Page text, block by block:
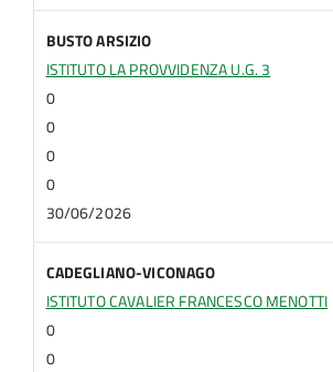
BUSTO ARSIZIO
ISTITUTO LA PROVVIDENZA U.G. 3
0
0
0
0
30/06/2026
CADEGLIANO-VICONAGO
ISTITUTO CAVALIER FRANCESCO MENOTTI
0
0